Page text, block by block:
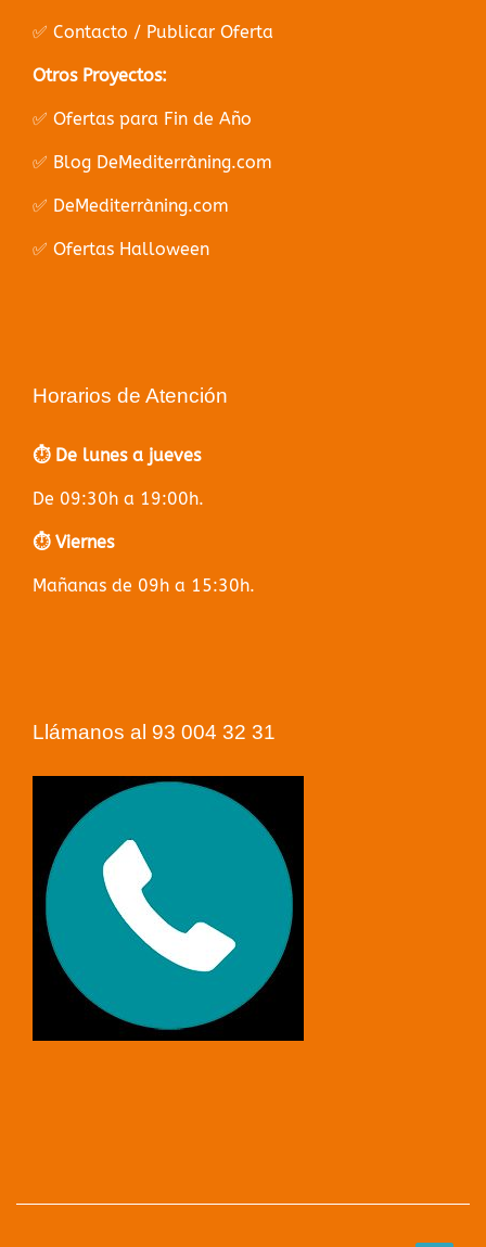
✅ Contacto / Publicar Oferta
Otros Proyectos:
✅ Ofertas para Fin de Año
✅ Blog DeMediterràning.com
✅ DeMediterràning.com
✅ Ofertas Halloween
Horarios de Atención
⏱️ De lunes a jueves
De 09:30h a 19:00h.
⏱️ Viernes
Mañanas de 09h a 15:30h.
Llámanos al 93 004 32 31